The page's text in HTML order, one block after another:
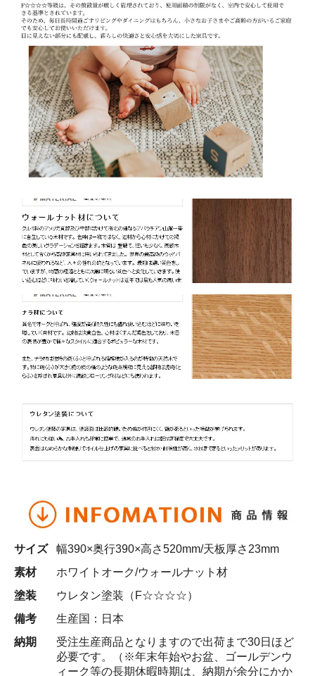
サイズ
幅390×奥行390×高さ520mm/天板厚さ23mm
素材
ホワイトオーク/ウォールナット材
塗装
ウレタン塗装（F☆☆☆☆）
備考
生産国：日本
納期
受注生産商品となりますので出荷まで30日ほど
必要です。（※年末年始やお盆、ゴールデンウ
ィーク等の長期休暇時期は、納期が余分にかか